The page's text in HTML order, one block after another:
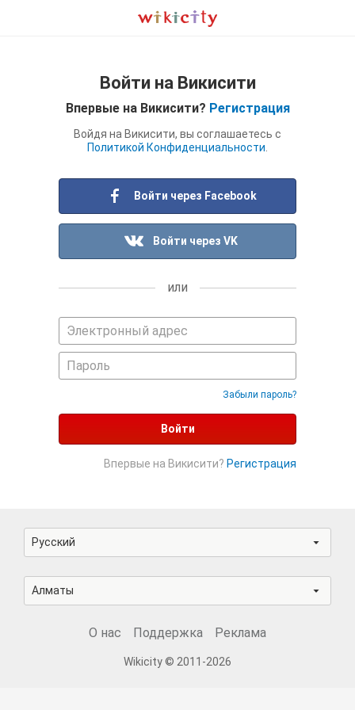
Войти на Викисити
Впервые на Викисити? Регистрация
Войдя на Викисити, вы соглашаетесь с
Политикой Конфиденциальности
Войти через Facebook
Войти через VK
или
Забыли пароль?
Войти
Впервые на Викисити? Регистрация
Русский
Алматы
О нас Поддержка Реклама
Wikicity © 2011-2026